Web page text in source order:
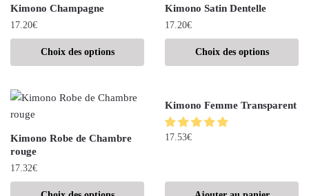
Kimono Champagne
17.20€
Choix des options
Kimono Satin Dentelle
17.20€
Choix des options
Kimono Robe de Chambre
rouge
17.32€
Kimono Femme Transparent
17.53€